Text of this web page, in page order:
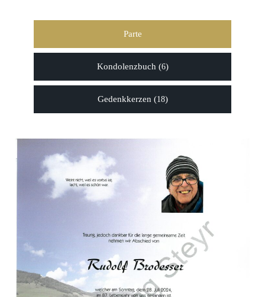
Parte
Kondolenzbuch (6)
Gedenkkerzen (18)